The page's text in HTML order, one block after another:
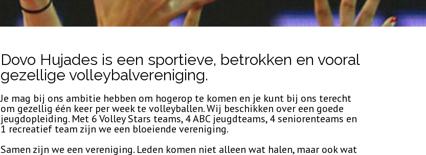
Dovo Hujades is een sportieve, betrokken en vooral
gezellige volleybalvereniging.
Je mag bij ons ambitie hebben om hogerop te komen en je kunt bij ons terecht
om gezellig één keer per week te volleyballen. Wij beschikken over een goede
jeugdopleiding. Met 6 Volley Stars teams, 4 ABC jeugdteams, 4 seniorenteams en
1 recreatief team zijn we een bloeiende vereniging.
Samen zijn we een vereniging. Leden komen niet alleen wat halen, maar ook wat